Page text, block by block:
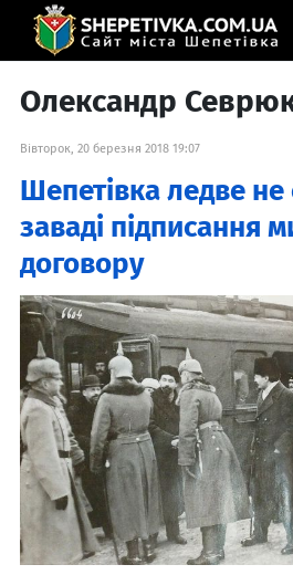
Олександр
Вівторок, 20 березня 2018 19:07
Шепетівка ледве не
заваді підписання
договору